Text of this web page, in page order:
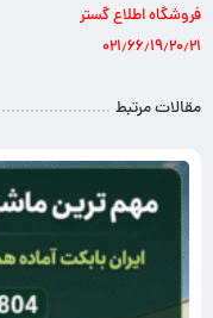
فروشگاه اطلاع گستر
۰۲۱٫۶۶٫۱۹٫۲۰٫۲۱
مقالات مرتبط